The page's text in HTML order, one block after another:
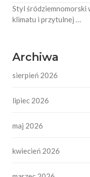
Styl śródziemnomorski
klimatu i przytulnej …
Archiwa
sierpień 2026
lipiec 2026
maj 2026
kwiecień 2026